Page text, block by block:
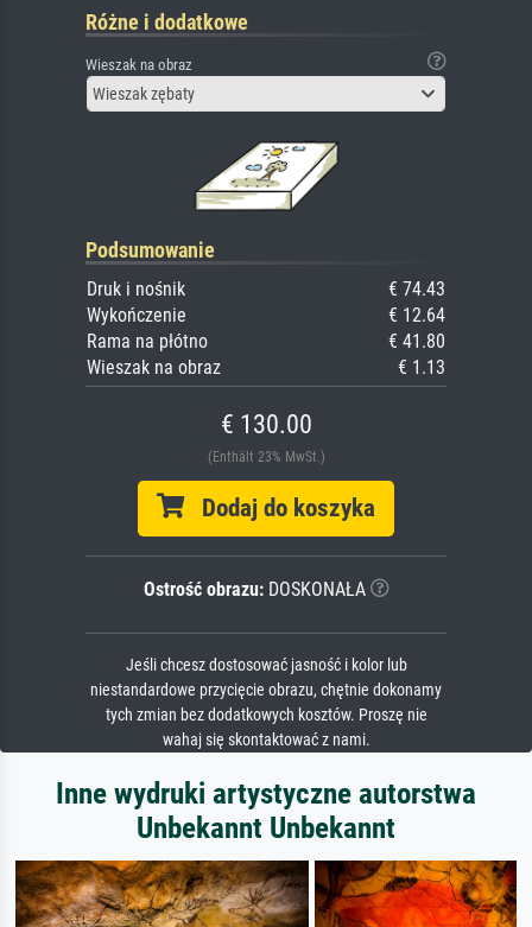
Różne i dodatkowe
Wieszak na obraz
Wieszak zębaty
Podsumowanie
Druk i nośnik
€ 74.43
Wykończenie
€ 12.64
Rama na płótno
€ 41.80
Wieszak na obraz
€ 1.13
€ 130.00
(Enthält 23% MwSt.)
Dodaj do koszyka
Ostrość obrazu:DOSKONAŁA
Jeśli chcesz dostosować jasność i kolor lub
niestandardowe przycięcie obrazu, chętnie dokonamy
tych zmian bez dodatkowych kosztów. Proszę nie
wahaj się skontaktować z nami.
Inne wydruki artystyczne autorstwa
Unbekannt Unbekannt